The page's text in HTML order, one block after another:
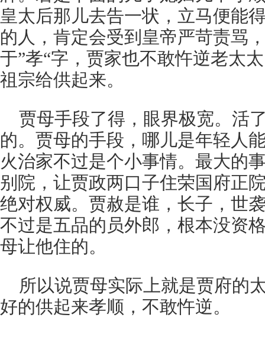
皇太后那儿去告一状，立马便能
的人，肯定会受到皇帝严苛责骂
于”孝“字，贾家也不敢忤逆老太
祖宗给供起来。
贾母手段了得，眼界极宽。活
的。贾母的手段，哪儿是年轻人
火治家不过是个小事情。最大的
别院，让贾政两口子住荣国府正
绝对权威。贾赦是谁，长子，世
不过是五品的员外郎，根本没资
母让他住的。
所以说贾母实际上就是贾府的
好的供起来孝顺，不敢忤逆。